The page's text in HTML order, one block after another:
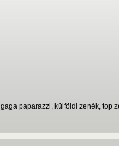
paparazzi, külföldi zenék, top